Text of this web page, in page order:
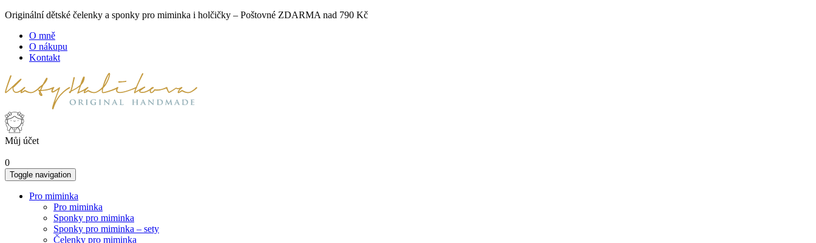
Originální dětské čelenky a sponky pro miminka i holčičky – Poštovné ZDARMA nad 790 Kč
O mně
O nákupu
Kontakt
Můj účet
0
Toggle navigation
Pro miminka
Pro miminka
Sponky pro miminka
Sponky pro miminka – sety
Čelenky pro miminka